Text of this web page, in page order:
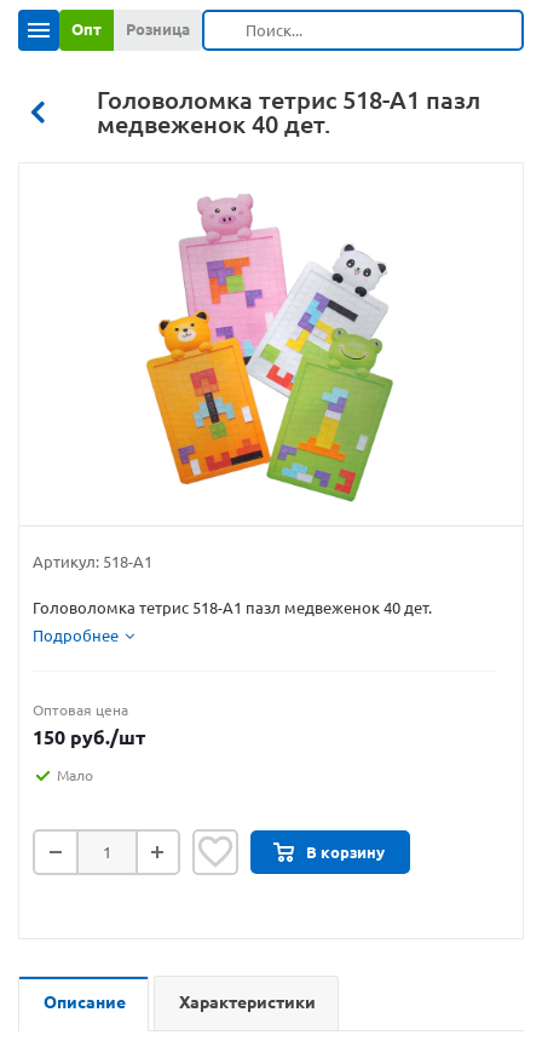
Опт Розница
Головоломка тетрис 518-А1 пазл
медвеженок 40 дет.
Артикул: 518-А1
Головоломка тетрис 518-А1 пазл медвеженок 40 дет.
Подробнее
Оптовая цена
150 руб./шт
Мало
В корзину
Описание Характеристики